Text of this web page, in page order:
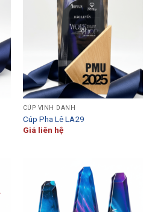
CÚP VINH DANH
Cúp Pha Lê LA29
Giá liên hệ